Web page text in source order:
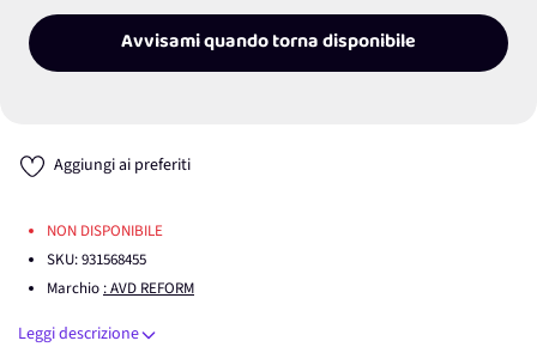
Avvisami quando torna disponibile
Aggiungi ai preferiti
NON DISPONIBILE
SKU:931568455
Marchio : AVD REFORM
Leggi descrizione